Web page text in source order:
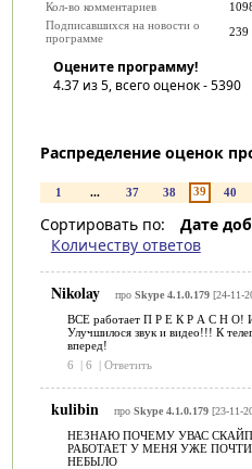
Кол-во комментариев
Подписавшихся на новости о
программе
239
Оцените программу!
4.37из 5, всего оценок -5390
Распределение оценок
1 ... 37 38 39 40
Сортировать по: Дате
Количеству ответов
Nikolay про Skype 4.1.0.179[24-11-
ВСЕ работает П Р Е К Р А С Н О!
Улучшилося звук и видео!!! К
вперед!
6
| 6 | Ответить
kulibin про Skype 4.1.0.179[23-11-
НЕЗНАЮ ПОЧЕМУ УВАС
РАБОТАЕТ У МЕНЯ УЖЕ
НЕБЫЛО